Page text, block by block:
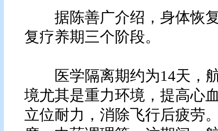
据陈善广介绍，身体恢复
复疗养期三个阶段。
医学隔离期约为14天，航
境尤其是重力环境，提高心
立位耐力，消除飞行后疲劳